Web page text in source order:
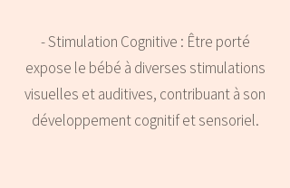
- Stimulation Cognitive : Être porté
expose le bébé à diverses stimulations
visuelles et auditives, contribuant à son
développement cognitif et sensoriel.